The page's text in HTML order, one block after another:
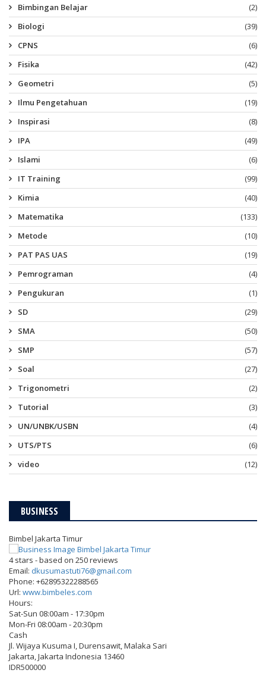
Bimbingan Belajar
(2)
Biologi
(39)
CPNS
(6)
Fisika
(42)
Geometri
(5)
Ilmu Pengetahuan
(19)
Inspirasi
(8)
IPA
(49)
Islami
(6)
IT Training
(99)
Kimia
(40)
Matematika
(133)
Metode
(10)
PAT PAS UAS
(19)
Pemrograman
(4)
Pengukuran
(1)
SD
(29)
SMA
(50)
SMP
(57)
Soal
(27)
Trigonometri
(2)
Tutorial
(3)
UN/UNBK/USBN
(4)
UTS/PTS
(6)
video
(12)
BUSINESS
Bimbel Jakarta Timur
4stars - based on 250reviews
Email: dkusumastuti76@gmail.com
Phone: +62895322288565
Url: www.bimbeles.com
Hours:
Sat-Sun 08:00am - 17:30pm
Mon-Fri 08:00am - 20:30pm
Cash
Jl. Wijaya Kusuma I, Durensawit, Malaka Sari
Jakarta,Jakarta Indonesia 13460
IDR500000